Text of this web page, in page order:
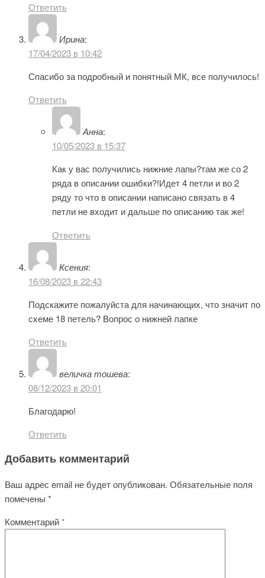
Ответить
Ирина:
17/04/2023 в 10:42
Спасибо за подробный и понятный МК, все получилось!
Ответить
Анна:
10/05/2023 в 15:37
Как у вас получились нижние лапы?там же со 2
ряда в описании ошибки?!Идет 4 петли и во 2
ряду то что в описании написано связать в 4
петли не входит и дальше по описанию так же!
Ответить
Ксения:
16/08/2023 в 22:43
Подскажите пожалуйста для начинающих, что значит по
схеме 18 петель? Вопрос о нижней лапке
Ответить
величка тошева:
08/12/2023 в 20:01
Благодарю!
Ответить
Добавить комментарий
Ваш адрес email не будет опубликован. Обязательные поля
помечены *
Комментарий*